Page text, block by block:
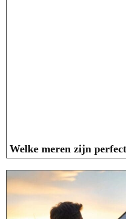
Welke meren zijn